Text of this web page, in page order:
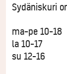
Sydäniskuri
ma–pe 10–18
la 10–17
su 12–16